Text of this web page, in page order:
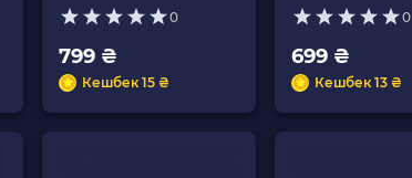
Purple
0
799 ₴
Кешбек 15 ₴
White
0
699 ₴
Кешбек 13 ₴